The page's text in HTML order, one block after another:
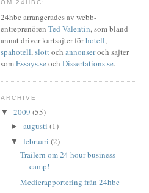
OM 24HBC:
24hbc arrangerades av webb-
entreprenören Ted Valentin, som bland
annat driver kartsajter förhotell,
spahotell,slottoch annonseroch sajter
somEssays.se och Dissertations.se.
ARCHIVE
▼ 2009 (55)
► augusti (1)
▼ februari (2)
Trailern om 24 hour business
camp!
Medierapportering från 24hbc